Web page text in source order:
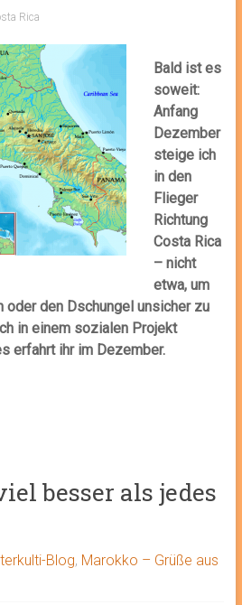
Rica
Bald ist es
soweit:
Anfang
Dezember
steige ich
in den
Flieger
Richtung
Costa Rica
– nicht
etwa, um
oder den Dschungel unsicher zu
in einem sozialen Projekt
erfahrt ihr im Dezember.
besser als jedes
Blog, Marokko – Grüße aus